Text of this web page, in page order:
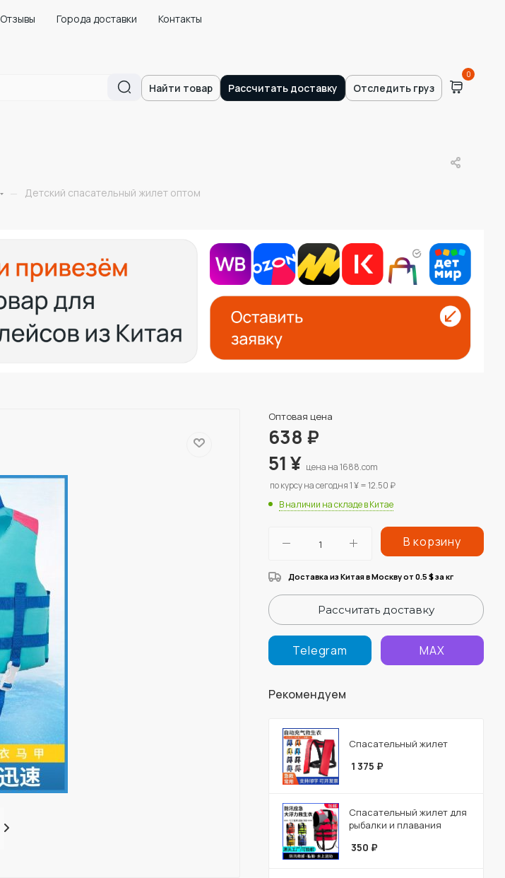
Отзывы Города доставки
Контакты
Найти товар Рассчитать доставку Отследить груз
0
— Детский спасательный жилет оптом
Оптовая цена
638 ₽
51¥ цена на 1688.com
по курсу на сегодня 1 ¥ = 12.50 ₽
В наличии на складе в Китае
В корзину
Доставка из Китая в Москву от 0.5 $за кг
Рассчитать доставку
Telegram MAX
Рекомендуем
Спасательный жилет
1 375 ₽
Спасательный жилет для
рыбалки и плавания
350 ₽